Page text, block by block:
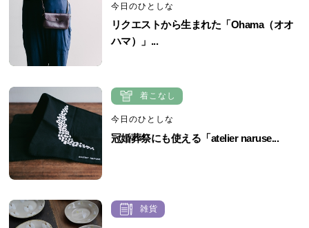
今日のひとしな
リクエストから生まれた「Ohama（オオ
ハマ）」...
着こなし
今日のひとしな
冠婚葬祭にも使える「atelier naruse...
雑貨